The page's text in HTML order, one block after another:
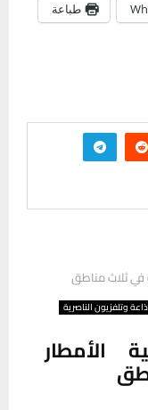
طباعة
ثلاث مناطق
وتلفزيون الناصرية